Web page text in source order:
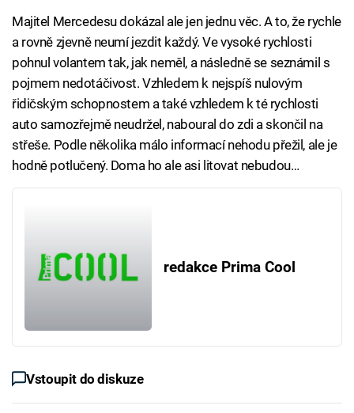
Majitel Mercedesu dokázal ale jen jednu věc. A to, že rychle
a rovně zjevně neumí jezdit každý. Ve vysoké rychlosti
pohnul volantem tak, jak neměl, a následně se seznámil s
pojmem nedotáčivost. Vzhledem k nejspíš nulovým
řidičským schopnostem a také vzhledem k té rychlosti
auto samozřejmě neudržel, naboural do zdi a skončil na
střeše. Podle několika málo informací nehodu přežil, ale je
hodně potlučený. Doma ho ale asi litovat nebudou…
redakce Prima Cool
Vstoupit do diskuze